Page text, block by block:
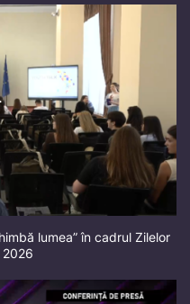
lumea” în cadrul Zilelor
2026